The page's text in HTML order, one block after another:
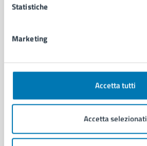
Statistiche
Marketing
Accetta tutti
Accetta selezionati
Comune di Napoli
AMMINISTRAZIONE
Organi di governo
Enti e fondazioni
Personale amministrativo